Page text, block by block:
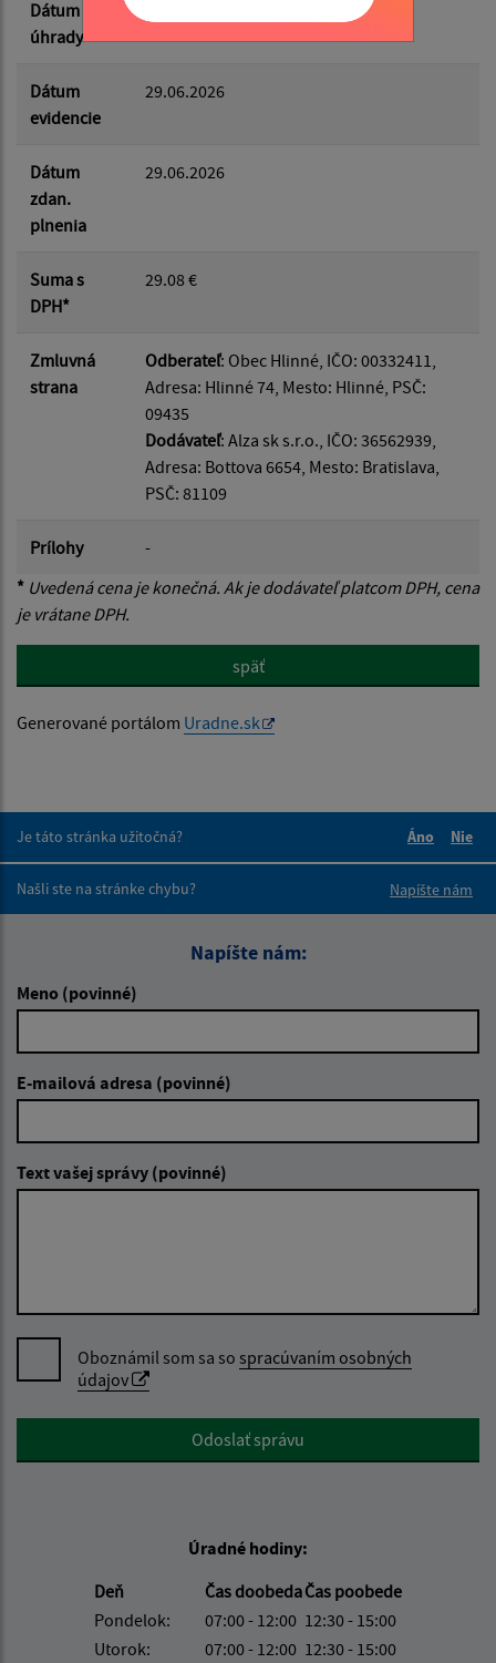
Dátum
úhrady
Dátum
evidencie
29.06.2026
Dátum
zdan.
plnenia
29.06.2026
Suma s
DPH*
29.08 €
Zmluvná
strana
Odberateľ: Obec Hlinné, IČO: 00332411,
Adresa: Hlinné 74, Mesto: Hlinné, PSČ:
09435
Dodávateľ: Alza sk s.r.o., IČO: 36562939,
Adresa: Bottova 6654, Mesto: Bratislava,
PSČ: 81109
Prílohy
-
* Uvedená cena je konečná. Ak je dodávateľ platcom DPH, cena
je vrátane DPH.
späť
Generované portálom Uradne.sk
Je táto stránka užitočná?
Áno
Nie
Našli ste na stránke chybu?
Napíšte nám
Napíšte nám:
Meno (povinné)
E-mailová adresa (povinné)
Text vašej správy (povinné)
Oboznámil som sa so spracúvaním osobných
údajov
Google reCaptcha ResponseOdoslať správu
Úradné hodiny:
Deň
Čas doobedaČas poobede
Pondelok:
07:00 - 12:00 12:30 - 15:00
Utorok:
07:00 - 12:00 12:30 - 15:00